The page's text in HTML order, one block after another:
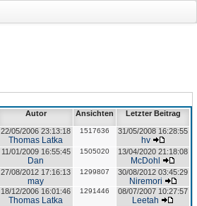
Autor Ansichten Letzter Beitrag
22/05/2006 23:13:18
Thomas Latka
1517636 31/05/2008 16:28:55
hv
11/01/2009 16:55:45
Dan
1505020 13/04/2020 21:18:08
McDohl
27/08/2012 17:16:13
may
1299807 30/08/2012 03:45:29
Niremori
18/12/2006 16:01:46
Thomas Latka
1291446 08/07/2007 10:27:57
Leetah